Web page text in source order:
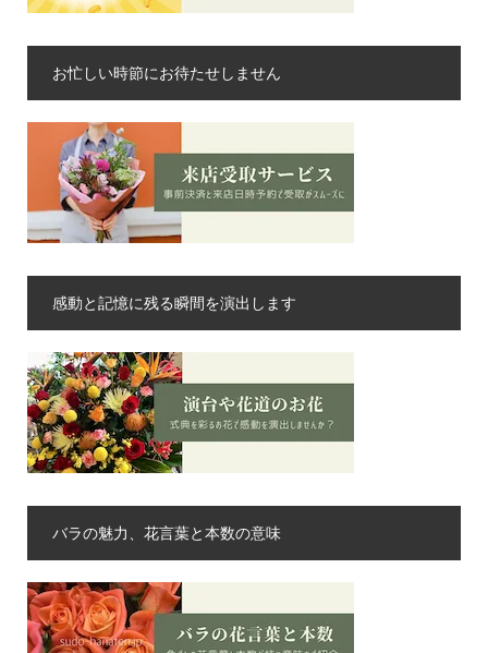
お忙しい時節にお待たせしません
感動と記憶に残る瞬間を演出します
バラの魅力、花言葉と本数の意味